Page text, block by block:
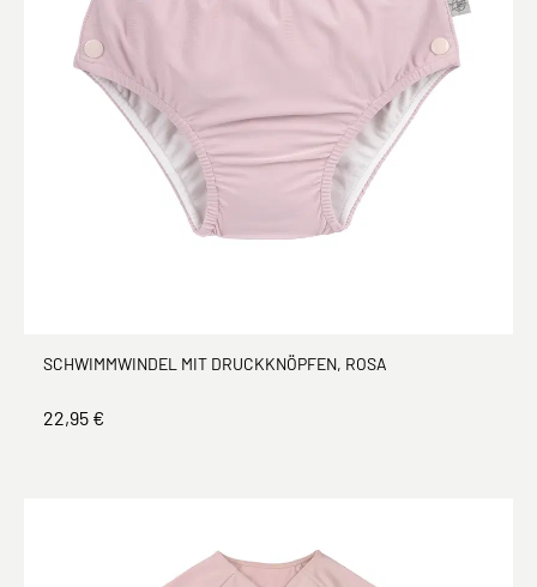
SCHWIMMWINDEL MIT DRUCKKNÖPFEN, ROSA
22,95 €